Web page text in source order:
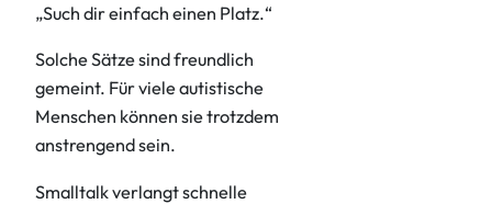
„Such dir einfach einen Platz.“
Solche Sätze sind freundlich
gemeint. Für viele autistische
Menschen können sie trotzdem
anstrengend sein.
Smalltalk verlangt schnelle